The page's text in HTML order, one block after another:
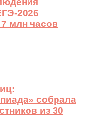
2026
млн часов
собрала
из 30